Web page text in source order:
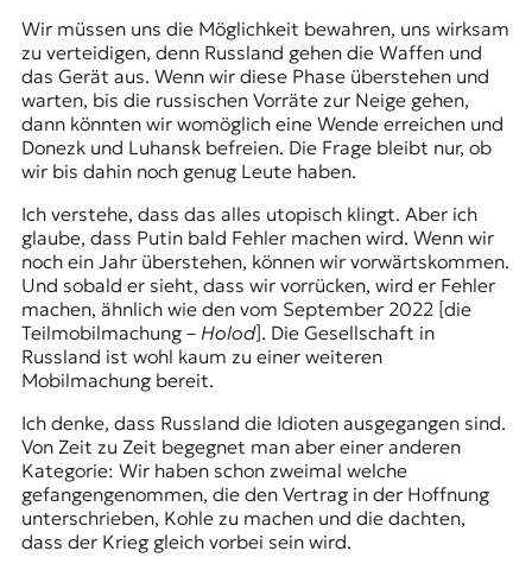
Wir müssen uns die Möglichkeit bewahren, uns wirksam
zu verteidigen, denn Russland gehen die Waffen und
das Gerät aus. Wenn wir diese Phase überstehen und
warten, bis die russischen Vorräte zur Neige gehen,
dann könnten wir womöglich eine Wende erreichen und
Donezk und Luhansk befreien. Die Frage bleibt nur, ob
wir bis dahin noch genug Leute haben.
Ich verstehe, dass das alles utopisch klingt. Aber ich
glaube, dass Putin bald Fehler machen wird. Wenn wir
noch ein Jahr überstehen, können wir vorwärtskommen.
Und sobald er sieht, dass wir vorrücken, wird er Fehler
machen, ähnlich wie den vom September 2022 [die
Teilmobilmachung– Holod]. Die Gesellschaft in
Russland ist wohl kaum zu einer weiteren
Mobilmachung bereit.
Ich denke, dass Russland die Idioten ausgegangen sind.
Von Zeit zu Zeit begegnet man aber einer anderen
Kategorie: Wir haben schon zweimal welche
gefangengenommen, die den Vertrag in der Hoffnung
unterschrieben, Kohle zu machen und die dachten,
dass der Krieg gleich vorbei sein wird.